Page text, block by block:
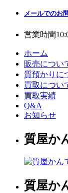
メールでのお
営業時間
ホーム
販売につい
質預かりに
買取につい
買取実績
Q&A
お知らせ
質屋か
質屋か